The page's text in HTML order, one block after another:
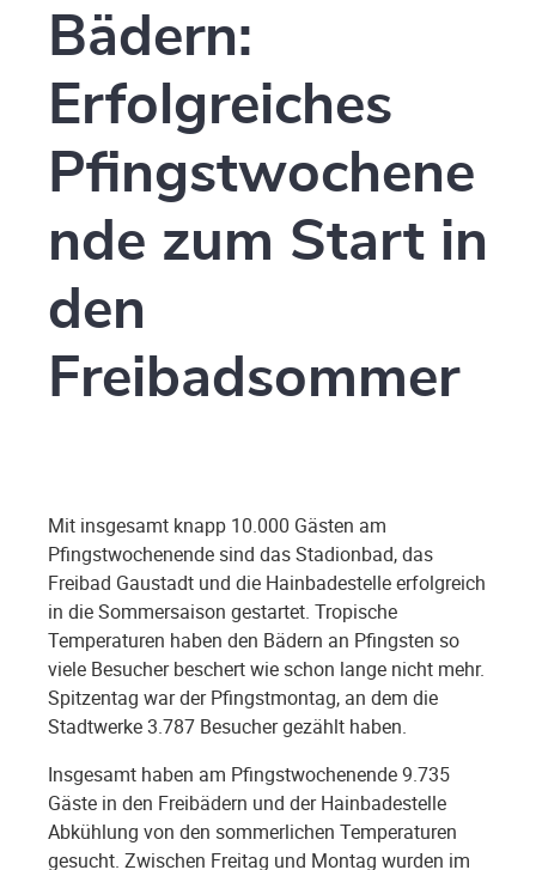
Bädern:
Erfolgreiches
Pfingstwochene
nde zum Start in
den
Freibadsommer
Mit insgesamt knapp 10.000 Gästen am
Pfingstwochenende sind das Stadionbad, das
Freibad Gaustadt und die Hainbadestelle erfolgreich
in die Sommersaison gestartet. Tropische
Temperaturen haben den Bädern an Pfingsten so
viele Besucher beschert wie schon lange nicht mehr.
Spitzentag war der Pfingstmontag, an dem die
Stadtwerke 3.787 Besucher gezählt haben.
Insgesamt haben am Pfingstwochenende 9.735
Gäste in den Freibädern und der Hainbadestelle
Abkühlung von den sommerlichen Temperaturen
gesucht. Zwischen Freitag und Montag wurden im